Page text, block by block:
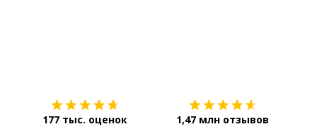
177 тыс. оценок 1,47 млн отзывов